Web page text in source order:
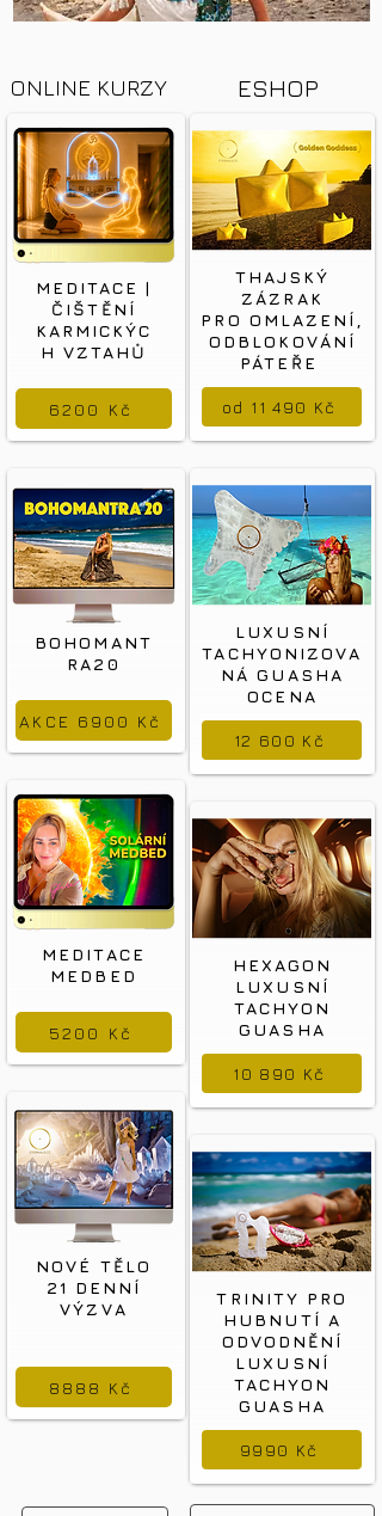
ONLINE KURZY ESHOP
MEDITACE |
ČIŠTĚNÍ
KARMICKÝC
H VZTAHŮ
6200 Kč
BOHOMANT
RA20
AKCE 6900 Kč
MEDITACE
MEDBED
5200 Kč
NOVÉ TĚLO
21 DENNÍ
VÝZVA
8888 Kč
THAJSKÝ
ZÁZRAK
PRO OMLAZENÍ,
ODBLOKOVÁNÍ
PÁTEŘE
od 11 490 Kč
LUXUSNÍ
TACHYONIZOVA
NÁ GUASHA
OCENA
12 600 Kč
HEXAGON
LUXUSNÍ
TACHYON
GUASHA
10 890 Kč
TRINITY PRO
HUBNUTÍ A
ODVODNĚNÍ
LUXUSNÍ
TACHYON
GUASHA
9990 Kč